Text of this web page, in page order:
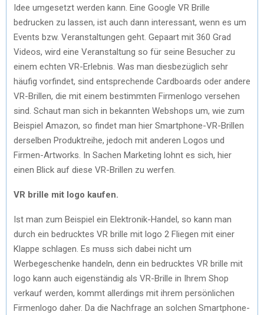
Idee umgesetzt werden kann. Eine Google VR Brille
bedrucken zu lassen, ist auch dann interessant, wenn es um
Events bzw. Veranstaltungen geht. Gepaart mit 360 Grad
Videos, wird eine Veranstaltung so für seine Besucher zu
einem echten VR-Erlebnis. Was man diesbezüglich sehr
häufig vorfindet, sind entsprechende Cardboards oder andere
VR-Brillen, die mit einem bestimmten Firmenlogo versehen
sind. Schaut man sich in bekannten Webshops um, wie zum
Beispiel Amazon, so findet man hier Smartphone-VR-Brillen
derselben Produktreihe, jedoch mit anderen Logos und
Firmen-Artworks. In Sachen Marketing lohnt es sich, hier
einen Blick auf diese VR-Brillen zu werfen.
VR brille mit logo kaufen.
Ist man zum Beispiel ein Elektronik-Handel, so kann man
durch ein bedrucktes VR brille mit logo 2 Fliegen mit einer
Klappe schlagen. Es muss sich dabei nicht um
Werbegeschenke handeln, denn ein bedrucktes VR brille mit
logo kann auch eigenständig als VR-Brille in Ihrem Shop
verkauf werden, kommt allerdings mit ihrem persönlichen
Firmenlogo daher. Da die Nachfrage an solchen Smartphone-